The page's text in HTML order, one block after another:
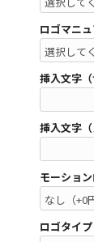
ロゴマニ
挿入文字（
挿入文字（
モーショ
ロゴタイ